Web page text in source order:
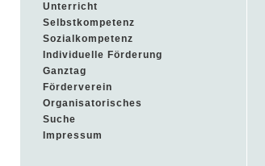
Unterricht
Selbstkompetenz
Sozialkompetenz
Individuelle Förderung
Ganztag
Förderverein
Organisatorisches
Suche
Impressum